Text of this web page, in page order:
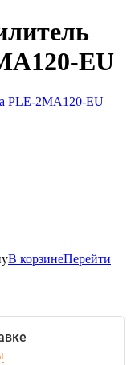
EU
В корзинеПерейти